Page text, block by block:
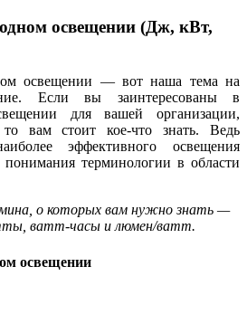
освещении (Дж, кВт,
освещении — вот наша тема на
Если вы заинтересованы в
для вашей организации,
вам стоит кое-что знать. Ведь
эффективного освещения
понимания терминологии в области
о которых вам нужно знать —
ватт-часы и люмен/ватт.
освещении